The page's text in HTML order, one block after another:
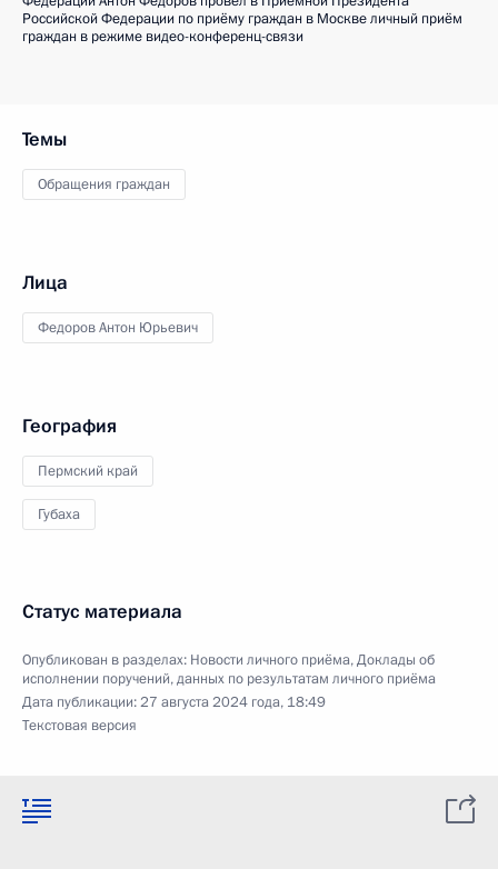
Российской Федерации по приёму граждан в Москве личный приём
граждан в режиме видео-конференц-связи
Темы
Обращения граждан
Лица
Федоров Антон Юрьевич
География
Пермский край
Губаха
Статус материала
Опубликован в разделах: Новости личного приёма,Доклады об
исполнении поручений, данных по результатам личного приёма
Дата публикации:27 августа 2024 года, 18:49
Текстовая версия